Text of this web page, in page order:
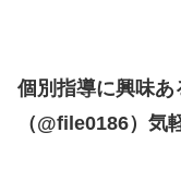
個別指導に興味
（@file0186）気